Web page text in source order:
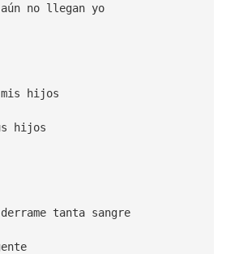
no llegan yo
hijos
hijos
tanta sangre